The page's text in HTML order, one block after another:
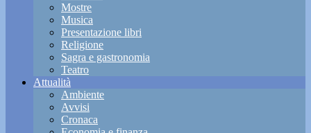
Mostre
Musica
Presentazione libri
Religione
Sagra e gastronomia
Teatro
Attualità
Ambiente
Avvisi
Cronaca